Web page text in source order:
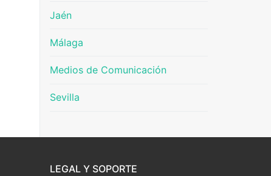
Jaén
Málaga
Medios de Comunicación
Sevilla
LEGAL Y SOPORTE